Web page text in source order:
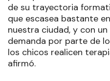
de su trayectoria
que escasea bastante
nuestra ciudad, y con
demanda por parte de
los chicos realicen
afirmó.